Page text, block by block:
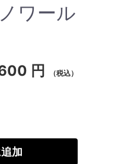
ワール
円 （税込）
加